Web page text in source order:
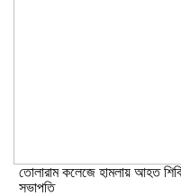
তোলারাম কলেজে হামলায় আহত
সভাপতি